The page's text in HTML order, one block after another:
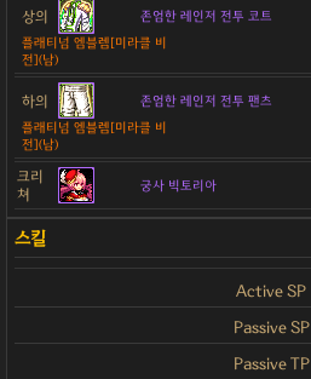
상의 존엄한 레인저 전투 코트
플래티넘 엠블렘[미라클 비
전](남)
하의 존엄한 레인저 전투 팬츠
플래티넘 엠블렘[미라클 비
전](남)
크리
쳐
궁사 빅토리아
Active SP
Passive SP
Passive TP